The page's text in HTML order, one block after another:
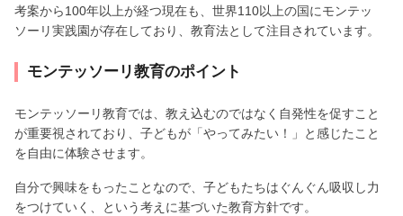
考案から100年以上が経つ現在も、世界110以上の国にモンテッ
ソーリ実践園が存在しており、教育法として注目されています。
モンテッソーリ教育のポイント
モンテッソーリ教育では、教え込むのではなく自発性を促すこと
が重要視されており、子どもが「やってみたい！」と感じたこと
を自由に体験させます。
自分で興味をもったことなので、子どもたちはぐんぐん吸収し力
をつけていく、という考えに基づいた教育方針です。